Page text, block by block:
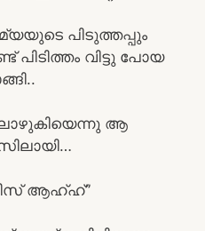
പിടുത്തപ്പും
പിടിത്തം വിട്ടു പോയ
ആ
ആഹ്ഹ്”